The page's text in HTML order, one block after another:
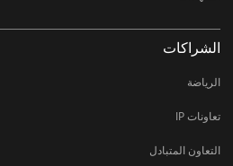
الشراكات
الرياضة
تعاونات IP
التعاون المتبادل